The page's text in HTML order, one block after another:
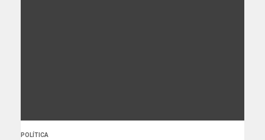
POLÍTICA